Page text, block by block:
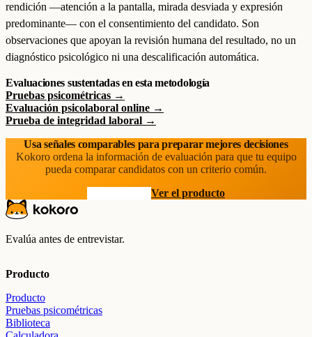
rendición —atención a la pantalla, mirada desviada y expresión
predominante— con el consentimiento del candidato. Son
observaciones que apoyan la revisión humana del resultado, no un
diagnóstico psicológico ni una descalificación automática.
Evaluaciones sustentadas en esta metodología
Pruebas psicométricas →
Evaluación psicolaboral online →
Prueba de integridad laboral →
Usa señales comparables para preparar mejores decisiones
Kokoro ordena la información de evaluación para que tu equipo
pueda comparar candidatos con un criterio común.
Ver el producto
Evalúa antes de entrevistar.
Producto
Producto
Pruebas psicométricas
Biblioteca